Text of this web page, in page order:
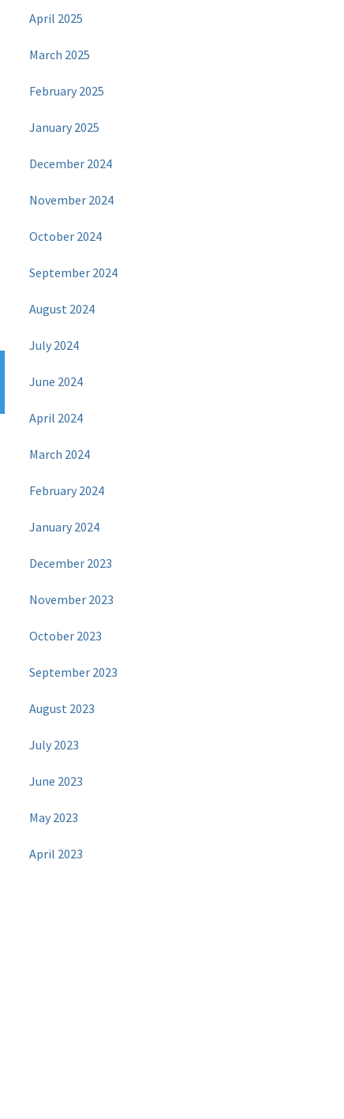
April 2025
March 2025
February 2025
January 2025
December 2024
November 2024
October 2024
September 2024
August 2024
July 2024
June 2024
April 2024
March 2024
February 2024
January 2024
December 2023
November 2023
October 2023
September 2023
August 2023
July 2023
June 2023
May 2023
April 2023